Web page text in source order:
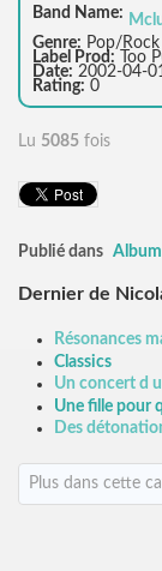
Band Name:
Genre: Pop/Rock
Label Prod:
Too
Date: 2002-04-
Rating: 0
Lu 5085 fois
Publié dans
Dernier de
Résonances
Classics
Un concert d
Une fille pour
Des
Plus dans cette